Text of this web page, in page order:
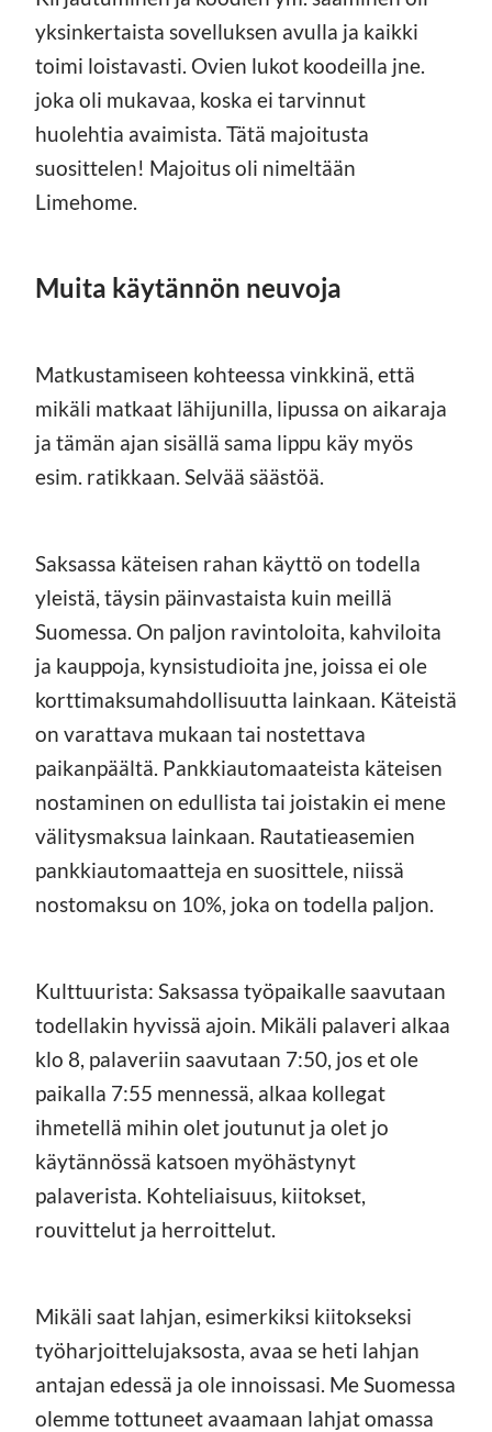
yksinkertaista sovelluksen avulla ja kaikki
toimi loistavasti. Ovien lukot koodeilla jne.
joka oli mukavaa, koska ei tarvinnut
huolehtia avaimista. Tätä majoitusta
suosittelen! Majoitus oli nimeltään
Limehome.
Muita käytännön neuvoja
Matkustamiseen kohteessa vinkkinä, että
mikäli matkaat lähijunilla, lipussa on aikaraja
ja tämän ajan sisällä sama lippu käy myös
esim. ratikkaan. Selvää säästöä.
Saksassa käteisen rahan käyttö on todella
yleistä, täysin päinvastaista kuin meillä
Suomessa. On paljon ravintoloita, kahviloita
ja kauppoja, kynsistudioita jne, joissa ei ole
korttimaksumahdollisuutta lainkaan. Käteistä
on varattava mukaan tai nostettava
paikanpäältä. Pankkiautomaateista käteisen
nostaminen on edullista tai joistakin ei mene
välitysmaksua lainkaan. Rautatieasemien
pankkiautomaatteja en suosittele, niissä
nostomaksu on 10%, joka on todella paljon.
Kulttuurista: Saksassa työpaikalle saavutaan
todellakin hyvissä ajoin. Mikäli palaveri alkaa
klo 8, palaveriin saavutaan 7:50, jos et ole
paikalla 7:55 mennessä, alkaa kollegat
ihmetellä mihin olet joutunut ja olet jo
käytännössä katsoen myöhästynyt
palaverista. Kohteliaisuus, kiitokset,
rouvittelut ja herroittelut.
Mikäli saat lahjan, esimerkiksi kiitokseksi
työharjoittelujaksosta, avaa se heti lahjan
antajan edessä ja ole innoissasi. Me Suomessa
olemme tottuneet avaamaan lahjat omassa